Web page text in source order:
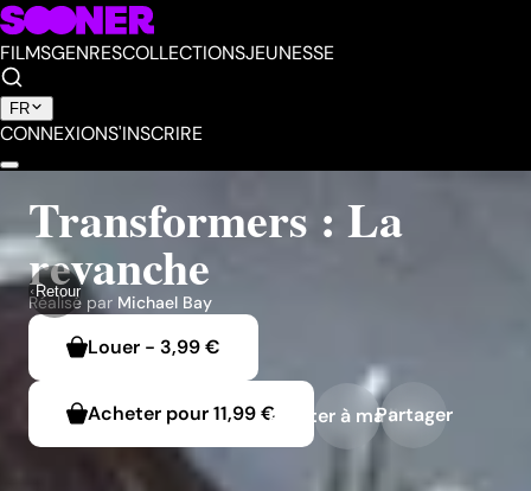
FILMSGENRESCOLLECTIONSJEUNESSE
FR
CONNEXIONS'INSCRIRE
Retour
Transformers : La
revanche
Réalisé par Michael Bay
Louer - 3,99 €
Acheter pour11,99 €Ajouter à ma liste
Partager